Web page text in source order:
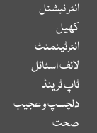
انٹر نیشنل
کھیل
انٹرٹینمنٹ
لائف اسٹائل
ٹاپ ٹرینڈ
دلچسپ و عجیب
صحت